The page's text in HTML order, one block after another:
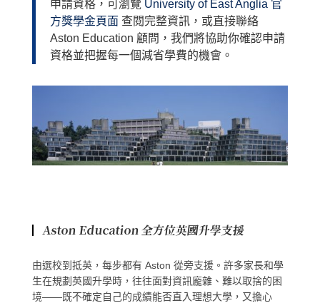
申請資格，可瀏覽 University of East Anglia 官
方獎學金頁面 查閱完整資訊，或直接聯絡
Aston Education 顧問，我們將協助你確認申請
資格並把握每一個減省學費的機會。
Aston Education 全方位英國升學支援
由選校到抵英，每步都有 Aston 從旁支援。許多家長和學
生在規劃英國升學時，往往面對資訊龐雜、難以取捨的困
境——既不確定自己的成績能否直入理想大學，又擔心